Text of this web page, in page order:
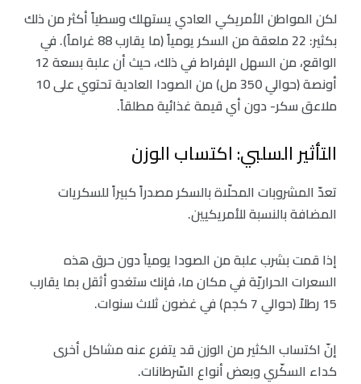
لكن المواطن الأمريكي العادي يستهلك وسطياً أكثر من ذلك
بكثير: 22 ملعقة من السكر يومياً (ما يقارب 88 غراماً). في
الواقع، من السهل الإفراط في ذلك، حيث أن علبة بسعة 12
أونصة (حوالي 350 مل) من الصودا العادية تحتوي على 10
ملاعق سكر- دون أي قيمة غذائية مطلقاً.
التأثير السلبي: اكتساب الوزن
تعدّ المشروبات المحلّاة بالسكر مصدراً كبيراً للسكريات
المضافة بالنسبة للأمريكيين.
إذا قمت بشرب علبة من الصودا يومياً دون حرق هذه
السعرات الحراريّة في مكان ما، فإنك ستغدو أثقل بما يقارب
15 رطلاً (حوالي 7 كجم) في غضون ثلاث سنوات.
إنّ اكتساب الكثير من الوزن قد يتفرع عنه مشاكل أخرى
كداء السكّري وبعض أنواع السّرطانات.